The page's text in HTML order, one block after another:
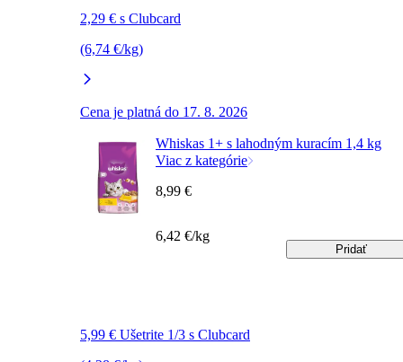
2,29 € s Clubcard
(6,74 €/kg)
Cena je platná do 17. 8. 2026
Whiskas 1+ s lahodným kuracím 1,4 kg
Viac z kategórie
5,99 € Ušetrite 1/3 s Clubcard
8,99 €
6,42 €/kg
Pridať